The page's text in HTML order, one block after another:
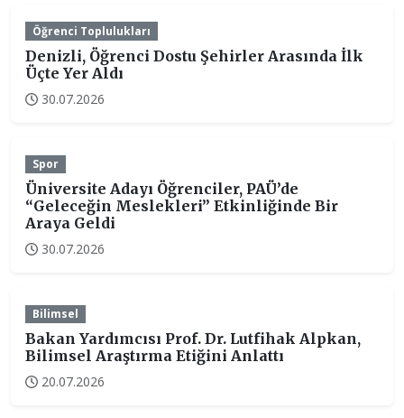
Öğrenci Toplulukları
Denizli, Öğrenci Dostu Şehirler Arasında İlk
Üçte Yer Aldı
30.07.2026
Spor
Üniversite Adayı Öğrenciler, PAÜ’de
“Geleceğin Meslekleri” Etkinliğinde Bir
Araya Geldi
30.07.2026
Bilimsel
Bakan Yardımcısı Prof. Dr. Lutfihak Alpkan,
Bilimsel Araştırma Etiğini Anlattı
20.07.2026